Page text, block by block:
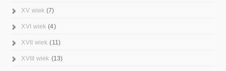
XV wiek (7)
XVI wiek (4)
XVII wiek (11)
XVIII wiek (13)